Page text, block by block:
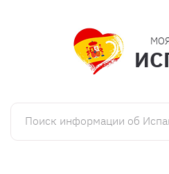
Поиск информации об Испании